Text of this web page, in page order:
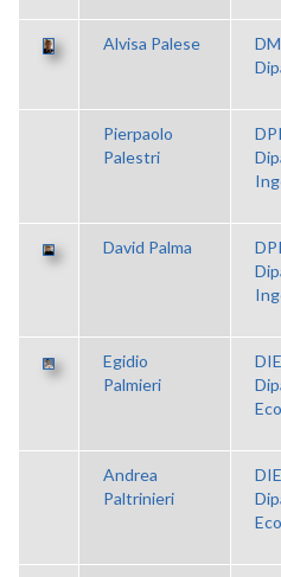
Alvisa Palese
Pierpaolo
Palestri
David Palma
Egidio
Palmieri
Andrea
Paltrinieri